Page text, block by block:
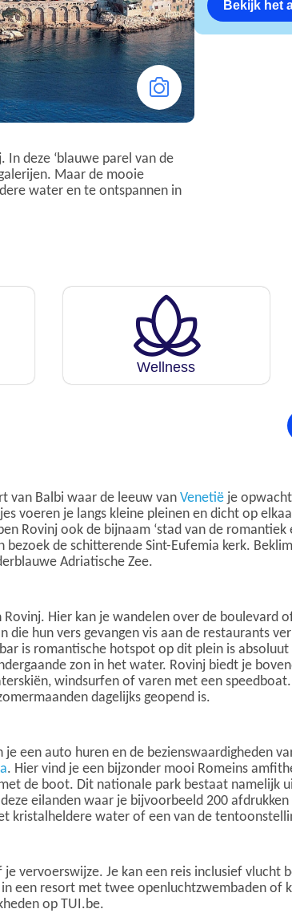
In deze ‘blauwe parel van de
Maar de mooie
water en te ontspannen in
Bekijk het
Wellness
van Balbi waar de leeuw van Venetië je
voeren je langs kleine pleinen en dicht op
Rovinj ook de bijnaam ‘stad van de romantiek
de schitterende Sint-Eufemia kerk.
Adriatische Zee.
Hier kan je wandelen over de boulevard
die hun vers gevangen vis aan de restaurants
is romantische hotspot op dit plein is
zon in het water. Rovinj biedt je
windsurfen of varen met een
dagelijks geopend is.
een auto huren en de bezienswaardigheden
. Hier vind je een bijzonder mooi Romeins
de boot. Dit nationale park bestaat namelijk
eilanden waar je bijvoorbeeld 200
kristalheldere water of een van de
vervoerswijze. Je kan een reis inclusief vlucht
een resort met twee openluchtzwembaden of
op TUI.be.